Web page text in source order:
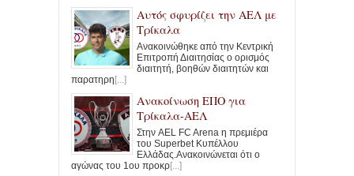
Αυτός σφυρίζει την ΑΕΛ με
Τρίκαλα
Ανακοινώθηκε από την Κεντρική
Επιτροπή Διαιτησίας ο ορισμός
διαιτητή, βοηθών διαιτητών και
παρατηρη[...]
Ανακοίνωση ΕΠΟ για
Τρίκαλα-ΑΕΛ
Στην AEL FC Arena η πρεμιέρα
του Superbet Κυπέλλου
Ελλάδας.Ανακοινώνεται ότι ο
αγώνας του 1ου προκρ[...]